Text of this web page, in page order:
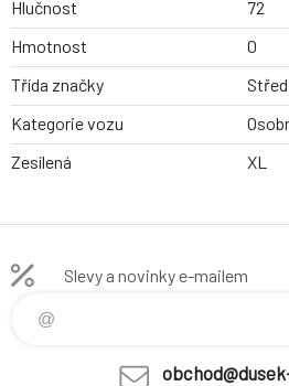
Hlučnost
72
Hmotnost
0
Třída značky
Střed
Kategorie vozu
Zesílená
XL
Slevy a novinky e-mailem